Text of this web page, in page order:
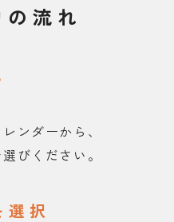
流れ
ンダーから、
びください。
選択